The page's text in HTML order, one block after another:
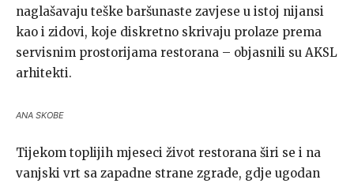
naglašavaju teške baršunaste zavjese u istoj nijansi
kao i zidovi, koje diskretno skrivaju prolaze prema
servisnim prostorijama restorana – objasnili su AKSL
arhitekti.
ANA SKOBE
Tijekom toplijih mjeseci život restorana širi se i na
vanjski vrt sa zapadne strane zgrade, gdje ugodan